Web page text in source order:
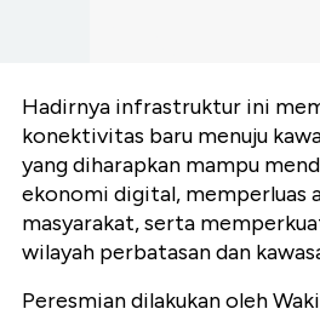
Hadirnya infrastruktur ini
konektivitas baru menuju
yang diharapkan mampu
ekonomi digital, memperluas
masyarakat, serta
wilayah perbatasan dan
Peresmian dilakukan oleh